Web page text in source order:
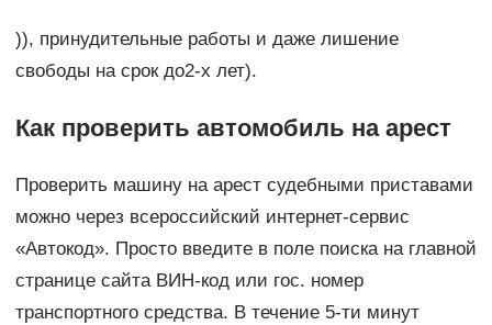
)), принудительные работы и даже лишение
свободы на срок до2-х лет).
Как проверить автомобиль на арест
Проверить машину на арест судебными приставами
можно через всероссийский интернет-сервис
«Автокод». Просто введите в поле поиска на главной
странице сайта ВИН-код или гос. номер
транспортного средства. В течение 5-ти минут